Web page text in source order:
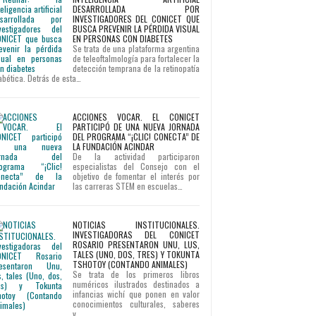
DESARROLLADA POR
INVESTIGADORES DEL CONICET QUE
BUSCA PREVENIR LA PÉRDIDA VISUAL
EN PERSONAS CON DIABETES
Se trata de una plataforma argentina
de teleoftalmología para fortalecer la
detección temprana de la retinopatía
Detrás de esta…
ACCIONES VOCAR. EL CONICET
PARTICIPÓ DE UNA NUEVA JORNADA
DEL PROGRAMA “¡CLIC! CONECTA” DE
LA FUNDACIÓN ACINDAR
De la actividad participaron
especialistas del Consejo con el
objetivo de fomentar el interés por
las carreras STEM en escuelas…
NOTICIAS INSTITUCIONALES.
INVESTIGADORAS DEL CONICET
ROSARIO PRESENTARON UNU, LUS,
TALES (UNO, DOS, TRES) Y TOKUNTA
TSHOTOY (CONTANDO ANIMALES)
Se trata de los primeros libros
numéricos ilustrados destinados a
infancias wichí que ponen en valor
conocimientos culturales, saberes
y…